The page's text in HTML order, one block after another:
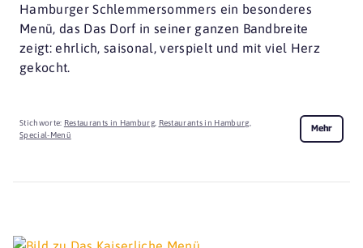
Hamburger Schlemmersommers ein besonderes
Menü, das Das Dorf in seiner ganzen Bandbreite
zeigt: ehrlich, saisonal, verspielt und mit viel Herz
gekocht.
Stichworte: Restaurants in Hamburg, Restaurants in Hamburg,
Special-Menü
Mehr